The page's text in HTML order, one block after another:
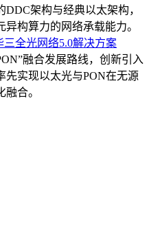
DDC架构与经典以太架构，
异构算力的网络承载能力。
三全光网络5.0解决方案
融合发展路线，创新引入
先实现以太光与PON在无源
合。